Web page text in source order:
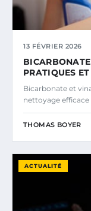
13 FÉVRIER 2026
PRATIQUES
Bicarbonate et
nettoyage efficace
THOMAS BOYER
ACTUALITÉ